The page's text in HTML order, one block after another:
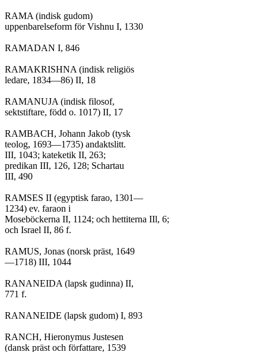
RAMA (indisk gudom)
uppenbarelseform för Vishnu I, 1330
RAMADAN I, 846
RAMAKRISHNA (indisk religiös
ledare, 1834—86) II, 18
RAMANUJA (indisk filosof,
sektstiftare, född o. 1017) II, 17
RAMBACH, Johann Jakob (tysk
teolog, 1693—1735) andaktslitt.
III, 1043; kateketik II, 263;
predikan III, 126, 128; Schartau
III, 490
RAMSES II (egyptisk farao, 1301—
1234) ev. faraon i
Moseböckerna II, 1124; och hettiterna IIl, 6;
och Israel II, 86 f.
RAMUS, Jonas (norsk präst, 1649
—1718) III, 1044
RANANEIDA (lapsk gudinna) II,
771 f.
RANANEIDE (lapsk gudom) I, 893
RANCH, Hieronymus Justesen
(dansk präst och författare, 1539